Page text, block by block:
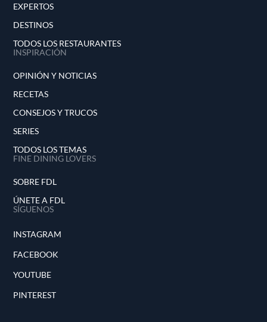
EXPERTOS
DESTINOS
TODOS LOS RESTAURANTES
INSPIRACIÓN
OPINIÓN Y NOTICIAS
RECETAS
CONSEJOS Y TRUCOS
SERIES
TODOS LOS TEMAS
FINE DINING LOVERS
SOBRE FDL
ÚNETE A FDL
SÍGUENOS
INSTAGRAM
FACEBOOK
YOUTUBE
PINTEREST